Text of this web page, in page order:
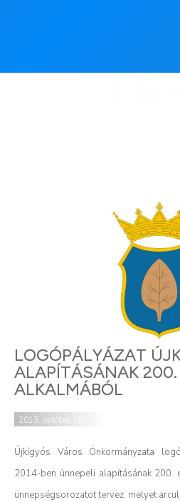
LOGÓPÁLYÁZAT
ALAPÍTÁSÁNAK
ALKALMÁBÓL
2013. október 18.
Újkígyós Város Önkormányzata
2014-ben ünnepeli alapításának 200.
ünnepségsorozatot tervez, melyet